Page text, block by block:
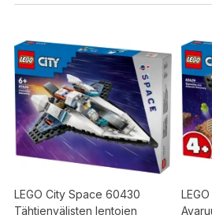
LEGO City Space 60430
Tähtienvälisten lentojen